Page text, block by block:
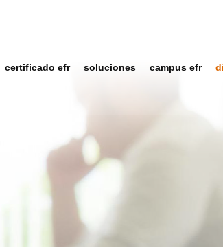
certificado efr soluciones campus efr